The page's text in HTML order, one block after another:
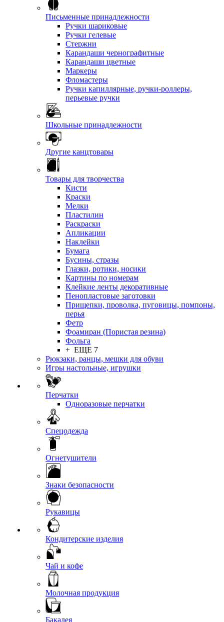
Письменные принадлежности
Ручки шариковые
Ручки гелевые
Стержни
Карандаши чернографитные
Карандаши цветные
Маркеры
Фломастеры
Ручки капиллярные, ручки-роллеры,
перьевые ручки
Школьные принадлежности
Другие канцтовары
Товары для творчества
Кисти
Краски
Мелки
Пластилин
Раскраски
Апликации
Наклейки
Бумага
Бусины, стразы
Глазки, ротики, носики
Картины по номерам
Клейкие ленты декоративные
Пенопластовые заготовки
Прищепки, проволка, пуговицы, помпоны,
перья
Фетр
Фоамиран (Пористая резина)
Фольга
+ ЕЩЕ 7
Рюкзаки, ранцы, мешки для обуви
Игры настольные, игрушки
Перчатки
Одноразовые перчатки
Спецодежда
Огнетушители
Знаки безопасности
Рукавицы
Кондитерские изделия
Чай и кофе
Молочная продукция
Бакалея